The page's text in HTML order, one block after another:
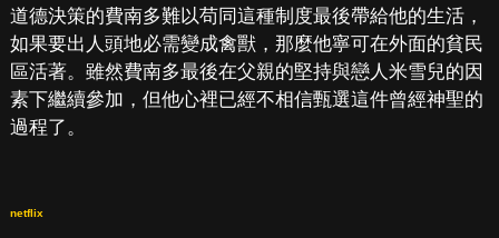
道德決策的費南多難以苟同這種制度最後帶給他的生活，
如果要出人頭地必需變成禽獸，那麼他寧可在外面的貧民
區活著。雖然費南多最後在父親的堅持與戀人米雪兒的因
素下繼續參加，但他心裡已經不相信甄選這件曾經神聖的
過程了。
netflix